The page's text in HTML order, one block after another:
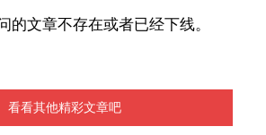
的文章不存在或者已经下线。
看看其他精彩文章吧